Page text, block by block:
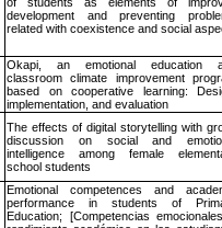
development and preventing
related with coexistence and social
Okapi, an emotional education
classroom climate improvement
based on cooperative learning:
implementation, and evaluation
The effects of digital storytelling with
discussion on social and
intelligence among female
school students
Emotional competences and
performance in students of
Education; [Competencias